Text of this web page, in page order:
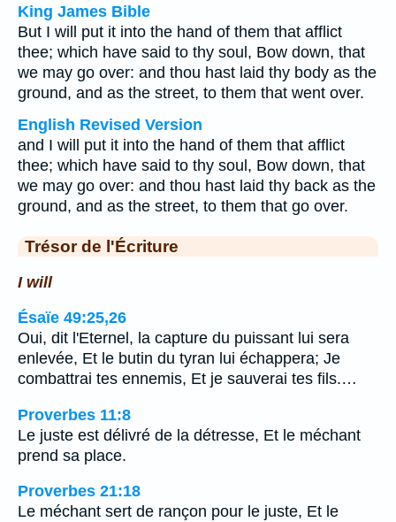
King James Bible
But I will put it into the hand of them that afflict
thee; which have said to thy soul, Bow down, that
we may go over: and thou hast laid thy body as the
ground, and as the street, to them that went over.
English Revised Version
and I will put it into the hand of them that afflict
thee; which have said to thy soul, Bow down, that
we may go over: and thou hast laid thy back as the
ground, and as the street, to them that go over.
Trésor de l'Écriture
I will
Ésaïe 49:25,26
Oui, dit l'Eternel, la capture du puissant lui sera
enlevée, Et le butin du tyran lui échappera; Je
combattrai tes ennemis, Et je sauverai tes fils.…
Proverbes 11:8
Le juste est délivré de la détresse, Et le méchant
prend sa place.
Proverbes 21:18
Le méchant sert de rançon pour le juste, Et le